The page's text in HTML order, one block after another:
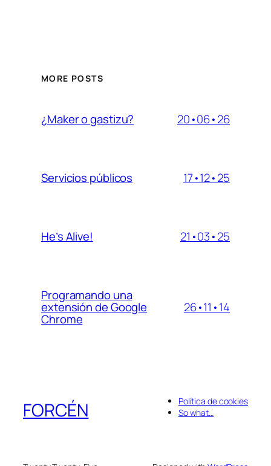
MORE POSTS
¿Maker o gastizu? 20•06•26
Servicios públicos 17•12•25
He’s Alive! 21•03•25
Programando una
extensión de Google
Chrome
26•11•14
FORCÉN
Política de cookies
So what…